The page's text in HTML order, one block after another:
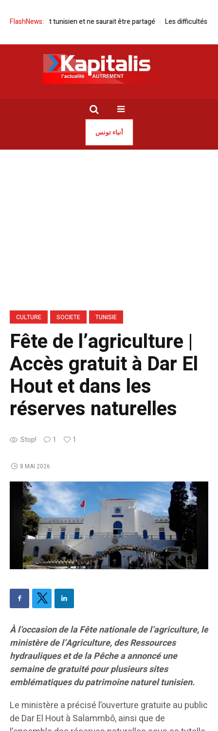
FlashNews:
est tunisien et ne saurait être partagé Les difficultés
أنباء تونس
CULTURE SOCIETE TUNISIE
Fête de l’agriculture |
Accès gratuit à Dar El
Hout et dans les
réserves naturelles
Stop! 1 1
8 MAI 2026
À l’occasion de la Fête nationale de l’agriculture, le
ministère de l’Agriculture, des Ressources
hydrauliques et de la Pêche a annoncé une
semaine de gratuité pour plusieurs sites
emblématiques du patrimoine naturel tunisien.
Le ministère a précisé l’ouverture gratuite au public
de Dar El Hout à Salammbô, ainsi que de